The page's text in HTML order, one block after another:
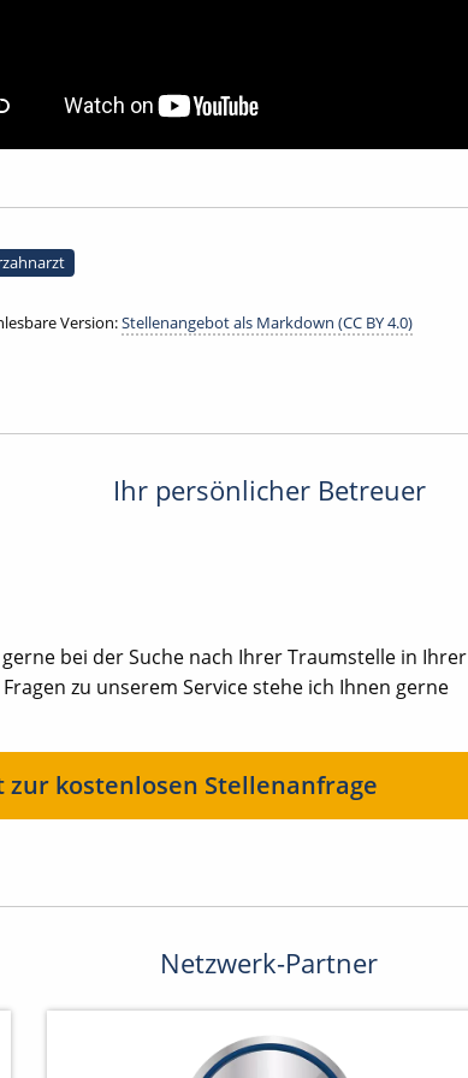
Version:Stellenangebot als Markdown (CC BY 4.0)
Ihr persönlicher Betreuer
bei der Suche nach Ihrer Traumstelle in Ihrer
zu unserem Service stehe ich Ihnen gerne
zur kostenlosen Stellenanfrage
Netzwerk-Partner